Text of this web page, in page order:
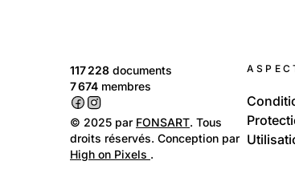
117 228 documents
7 674 membres
© 2025 par FONSART. Tous
droits réservés. Conception par
High on Pixels .